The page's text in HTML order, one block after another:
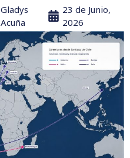
Gladys
Acuña
23 de Junio,
2026